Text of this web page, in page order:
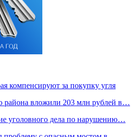
компенсируют за покупку угля
района вложили 203 млн рублей в…
уголовного дела по нарушению…